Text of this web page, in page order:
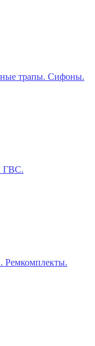
трапы. Сифоны.
ГВС.
Ремкомплекты.